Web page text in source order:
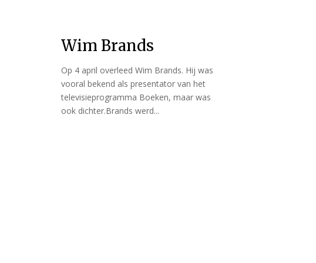
Wim Brands
Op 4 april overleed Wim Brands. Hij was
vooral bekend als presentator van het
televisieprogramma Boeken, maar was
ook dichter.Brands werd...